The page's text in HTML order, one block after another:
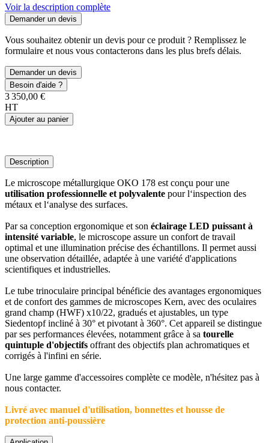
Voir la description complète
Demander un devis
Vous souhaitez obtenir un devis pour ce produit ? Remplissez le
formulaire et nous vous contacterons dans les plus brefs délais.
Demander un devis
Besoin d'aide ?
3 350,00 €
HT
Ajouter au panier
Description
Le microscope métallurgique OKO 178 est conçu pour une
utilisation professionnelle et polyvalente pour l‘inspection des
métaux et l‘analyse des surfaces.
Par sa conception ergonomique et son éclairage LED puissant à
intensité variable, le microscope assure un confort de travail
optimal et une illumination précise des échantillons. Il permet aussi
une observation détaillée, adaptée à une variété d'applications
scientifiques et industrielles.
Le tube trinoculaire principal bénéficie des avantages ergonomiques
et de confort des gammes de microscopes Kern, avec des oculaires
grand champ (HWF) x10/22, gradués et ajustables, un type
Siedentopf incliné à 30° et pivotant à 360°. Cet appareil se distingue
par ses performances élevées, notamment grâce à sa tourelle
quintuple d'objectifs offrant des objectifs plan achromatiques et
corrigés à l'infini en série.
Une large gamme d'accessoires complète ce modèle, n'hésitez pas à
nous contacter.
Livré avec manuel d'utilisation, bonnettes et housse de
protection anti-poussière